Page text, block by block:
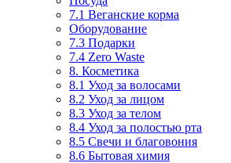
7.1 Веганские корма
Оборудование
7.3 Подарки
7.4 Zero Waste
8. Косметика
8.1 Уход за волосами
8.2 Уход за лицом
8.3 Уход за телом
8.4 Уход за полостью рта
8.5 Свечи и благовония
8.6 Бытовая химия